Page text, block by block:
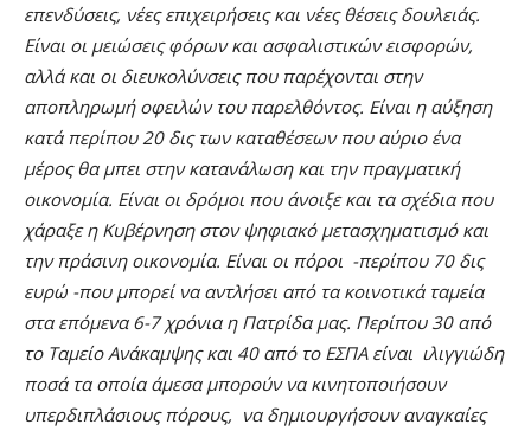
επενδύσεις, νέες επιχειρήσεις και νέες θέσεις δουλειάς.
Είναι οι μειώσεις φόρων και ασφαλιστικών εισφορών,
αλλά και οι διευκολύνσεις που παρέχονται στην
αποπληρωμή οφειλών του παρελθόντος. Είναι η αύξηση
κατά περίπου 20 δις των καταθέσεων που αύριο ένα
μέρος θα μπει στην κατανάλωση και την πραγματική
οικονομία. Είναι οι δρόμοι που άνοιξε και τα σχέδια που
χάραξε η Κυβέρνηση στον ψηφιακό μετασχηματισμό και
την πράσινη οικονομία. Είναι οι πόροι -περίπου 70 δις
ευρώ -που μπορεί να αντλήσει από τα κοινοτικά ταμεία
στα επόμενα 6-7 χρόνια η Πατρίδα μας. Περίπου 30 από
το Ταμείο Ανάκαμψης και 40 από το ΕΣΠΑ είναι ιλιγγιώδη
ποσά τα οποία άμεσα μπορούν να κινητοποιήσουν
υπερδιπλάσιους πόρους, να δημιουργήσουν αναγκαίες